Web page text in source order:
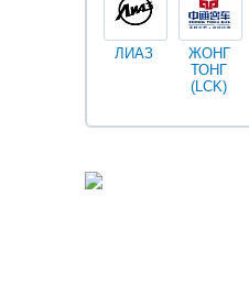
ЛИАЗ
ЖОНГ
ТОНГ
(LCK)